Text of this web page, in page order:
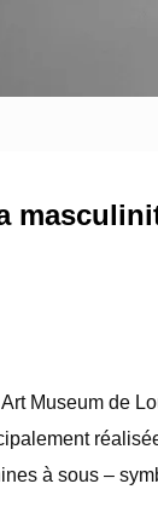
Museum de
à sous –